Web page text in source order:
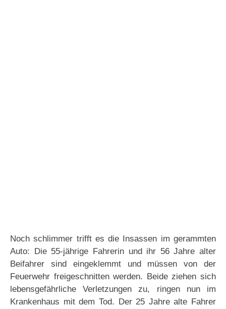
Noch schlimmer trifft es die Insassen im gerammten
Auto: Die 55-jährige Fahrerin und ihr 56 Jahre alter
Beifahrer sind eingeklemmt und müssen von der
Feuerwehr freigeschnitten werden. Beide ziehen sich
lebensgefährliche Verletzungen zu, ringen nun im
Krankenhaus mit dem Tod. Der 25 Jahre alte Fahrer